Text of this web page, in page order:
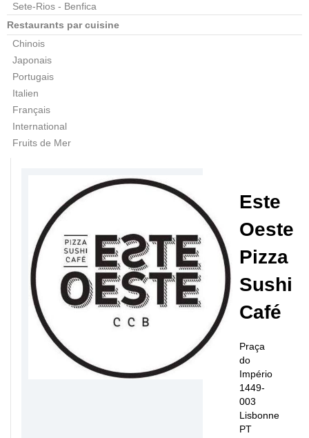
Sete-Rios - Benfica
Restaurants par cuisine
Chinois
Japonais
Portugais
Italien
Français
International
Fruits de Mer
Este
Oeste
Pizza
Sushi
Café
Praça
do
Império
1449-
003
Lisbonne
PT